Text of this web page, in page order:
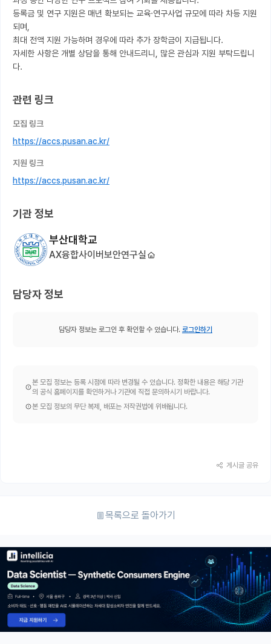
등록금 및 연구 지원은 매년 확보되는 교육·연구사업 규모에 따라 차등 지원
되며,
최대 전액 지원 가능하며 경우에 따라 추가 장학금이 지급됩니다.
자세한 사항은 개별 상담을 통해 안내드리니, 많은 관심과 지원 부탁드립니
다.
관련 링크
모집 링크
https://accs.pusan.ac.kr/
지원 링크
https://accs.pusan.ac.kr/
기관 정보
부산대학교
AX융합사이버보안연구실
담당자 정보
담당자 정보는 로그인 후 확인할 수 있습니다. 로그인하기
본 모집 정보는 등록 시점에 따라 변경될 수 있습니다. 정확한 내용은 해당 기관
의 공식 홈페이지를 확인하거나 기관에 직접 문의하시기 바랍니다.
본 모집 정보의 무단 복제, 배포는 저작권법에 위배됩니다.
게시글 공유
목록으로 돌아가기